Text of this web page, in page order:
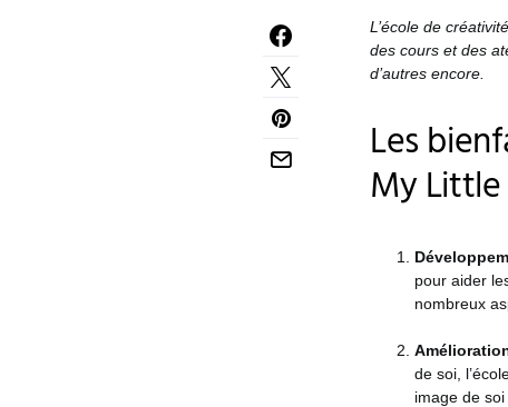
L’école de créativité
des cours et des
d’autres encore.
Les
My Little
pour aider
nombreux
de soi,
image de soi